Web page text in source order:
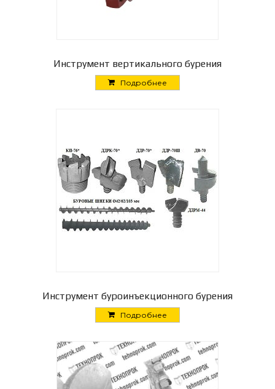
Инструмент вертикального бурения
Подробнее
Инструмент буроинъекционного бурения
Подробнее